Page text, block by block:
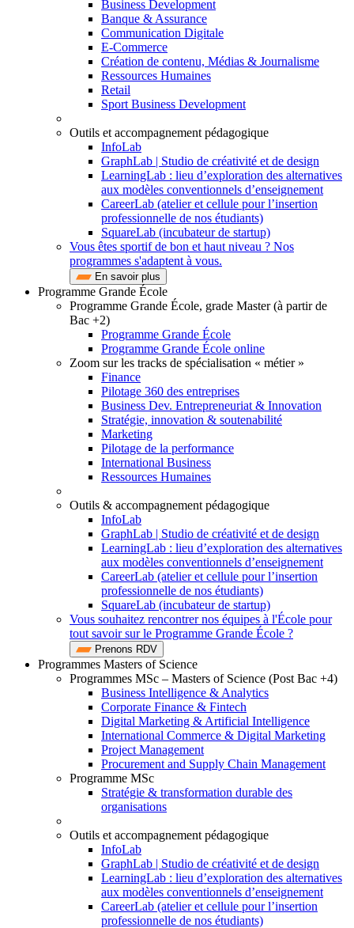
Business Development
Banque & Assurance
Communication Digitale
E-Commerce
Création de contenu, Médias & Journalisme
Ressources Humaines
Retail
Sport Business Development
Outils et accompagnement pédagogique
InfoLab
GraphLab | Studio de créativité et de design
LearningLab : lieu d’exploration des alternatives
aux modèles conventionnels d’enseignement
CareerLab (atelier et cellule pour l’insertion
professionnelle de nos étudiants)
SquareLab (incubateur de startup)
Vous êtes sportif de bon et haut niveau ? Nos
programmes s'adaptent à vous.
En savoir plus
Programme Grande École
Programme Grande École, grade Master (à partir de
Bac +2)
Programme Grande École
Programme Grande École online
Zoom sur les tracks de spécialisation « métier »
Finance
Pilotage 360 des entreprises
Business Dev. Entrepreneuriat & Innovation
Stratégie, innovation & soutenabilité
Marketing
Pilotage de la performance
International Business
Ressources Humaines
Outils & accompagnement pédagogique
InfoLab
GraphLab | Studio de créativité et de design
LearningLab : lieu d’exploration des alternatives
aux modèles conventionnels d’enseignement
CareerLab (atelier et cellule pour l’insertion
professionnelle de nos étudiants)
SquareLab (incubateur de startup)
Vous souhaitez rencontrer nos équipes à l'École pour
tout savoir sur le Programme Grande École ?
Prenons RDV
Programmes Masters of Science
Programmes MSc – Masters of Science (Post Bac +4)
Business Intelligence & Analytics
Corporate Finance & Fintech
Digital Marketing & Artificial Intelligence
International Commerce & Digital Marketing
Project Management
Procurement and Supply Chain Management
Programme MSc
Stratégie & transformation durable des
organisations
Outils et accompagnement pédagogique
InfoLab
GraphLab | Studio de créativité et de design
LearningLab : lieu d’exploration des alternatives
aux modèles conventionnels d’enseignement
CareerLab (atelier et cellule pour l’insertion
professionnelle de nos étudiants)